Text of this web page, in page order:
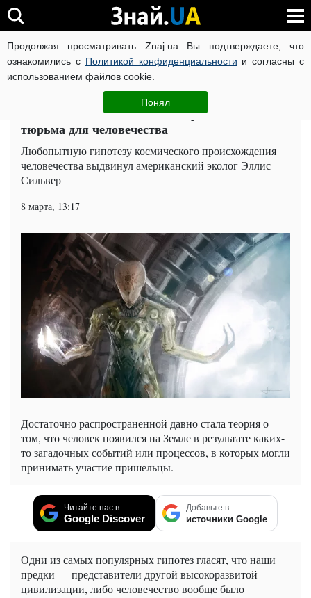
Продолжая просматривать Znaj.ua Вы подтверждаете, что
ознакомились с Политикой конфиденциальности и согласны с
использованием файлов cookie.
Понял
ВОЙНА РОССИИ ПРОТИВ УКРАИНЫ КОРОНАВИРУС В
ЧИТАТИ УКРАЇНСЬКОЮ
Ученые ошеломили новой теорией: Земля —
тюрьма для человечества
Любопытную гипотезу космического происхождения
человечества выдвинул американский эколог Эллис
Сильвер
8 марта, 13:17
Достаточно распространенной давно стала теория о
том, что человек появился на Земле в результате каких-
то загадочных событий или процессов, в которых могли
принимать участие пришельцы.
Читайте нас в
Google Discover
Добавьте в
источники Google
Одни из самых популярных гипотез гласят, что наши
предки — представители другой высокоразвитой
цивилизации, либо человечество вообще было